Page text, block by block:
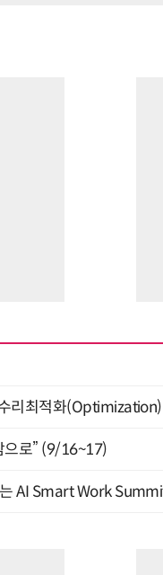
리최적화
으로” (9/16~17)
AI Smart Work